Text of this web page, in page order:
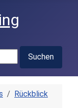
Suchen
Rückblick